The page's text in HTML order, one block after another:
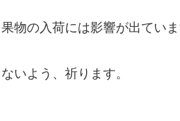
物の入荷には影響が出ていま
いよう、祈ります。